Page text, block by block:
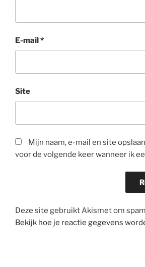
E-mail*
Site
Mijn naam, e-mail en site
voor de volgende keer wanneer ik
Deze site gebruikt Akismet om
Bekijk hoe je reactie gegevens